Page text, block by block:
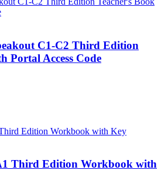
C1-C2 Third Edition
Portal Access Code
Third Edition Workbook with